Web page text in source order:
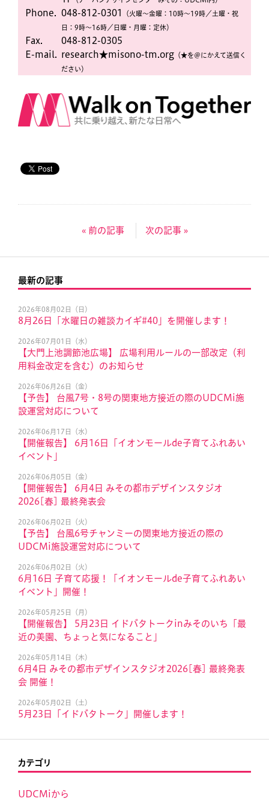
Phone. 048-812-0301 （火曜〜金曜：10時〜19時／土曜・祝
日：9時〜16時／日曜・月曜：定休）
Fax.
048-812-0305
E-mail.
research★misono-tm.org （★を＠にかえて送信く
ださい）
« 前の記事 次の記事 »
最新の記事
2026年08月02日（日）
8月26日「水曜日の雑談カイギ#40」を開催します！
2026年07月01日（水）
【大門上池調節池広場】 広場利用ルールの一部改定（利
用料金改定を含む）のお知らせ
2026年06月26日（金）
【予告】 台風7号・8号の関東地方接近の際のUDCMi施
設運営対応について
2026年06月17日（水）
【開催報告】 6月16日「イオンモールde子育てふれあい
イベント」
2026年06月05日（金）
【開催報告】 6月4日 みその都市デザインスタジオ
2026[春] 最終発表会
2026年06月02日（火）
【予告】 台風6号チャンミーの関東地方接近の際の
UDCMi施設運営対応について
2026年06月02日（火）
6月16日 子育て応援！「イオンモールde子育てふれあい
イベント」開催！
2026年05月25日（月）
【開催報告】 5月23日 イドバタトークinみそのいち「最
近の美園、ちょっと気になること」
2026年05月14日（木）
6月4日 みその都市デザインスタジオ2026[春] 最終発表
会 開催！
2026年05月02日（土）
5月23日「イドバタトーク」開催します！
カテゴリ
UDCMiから